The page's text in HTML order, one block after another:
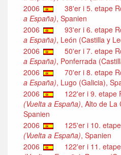
2006
38'er i 5. etape
a España), Spanien
2006
93'er i 6. etape
a España), León (Castilla y
2006
50'er i 7. etape
a España), Ponferrada
2006
70'er i 8. etape
a España), Lugo (Galicia),
2006
122'er i 9. etape
(Vuelta a España), Alto de La
Spanien
2006
125'er i 10.
(Vuelta a España), Spanien
2006
122'er i 11.